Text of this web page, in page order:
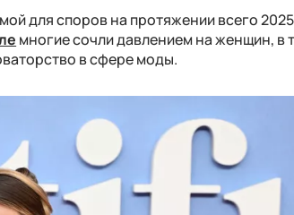
для споров на протяжении всего
многие сочли давлением на женщин, в
в сфере моды.